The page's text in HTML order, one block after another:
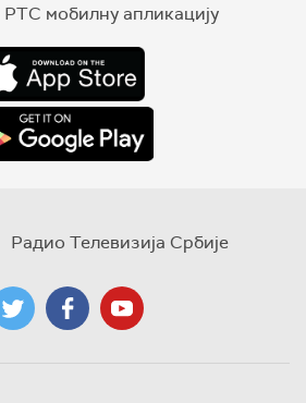
мобилну апликацију
Радио Телевизија Србије